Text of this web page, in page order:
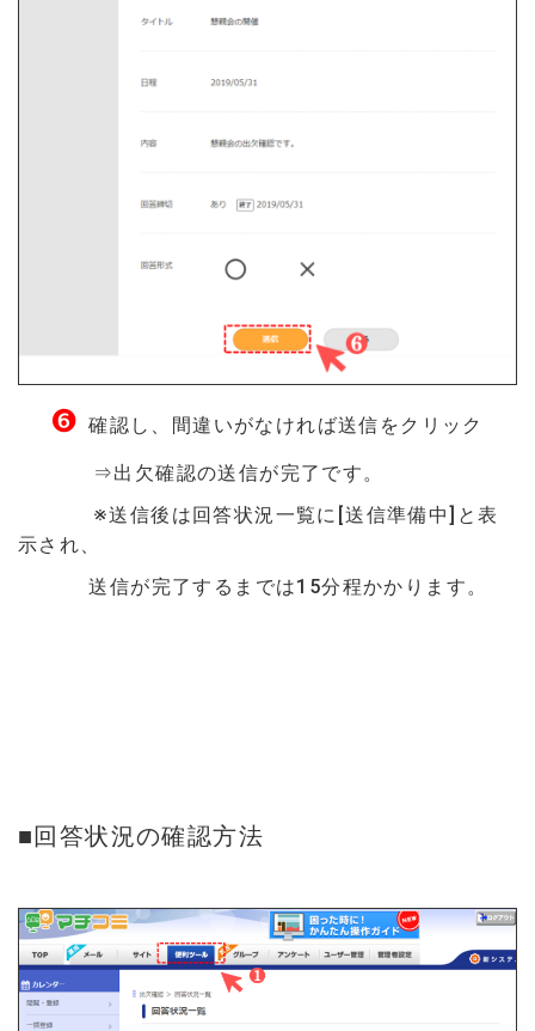
❻確認し、間違いがなければ送信をクリック
⇒出欠確認の送信が完了です。
※送信後は回答状況一覧に[送信準備中]と表
示され、
送信が完了するまでは15分程かかります。
■回答状況の確認方法